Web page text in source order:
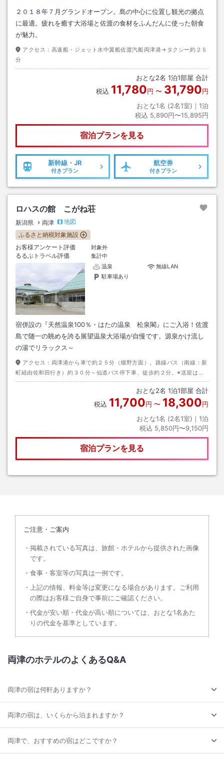
２０１８年７月グランドオープン。島の中心に位置し観光の拠点
に最適。疲れを癒す大浴場と佐渡の食材をふんだんに使った朝食
が魅力。
アクセス： 高速船・ジェット水中翼船佐渡汽船両津港→タクシー約２５
分
おとな2名 1泊1部屋 合計
税込 11,780円 〜 31,790円
おとな1名 (2名1室)｜ 1泊
税込 5,890円〜15,895円
宿泊プランを見る
新幹線・JR
付きプラン
航空券
付きプラン
ロハスの館 こがね荘
新潟県 両津
地図
ふるさと納税対象施設
お客様アンケート評価
対象外
るるぶトラベル評価
集計中
温泉
無線LAN
駐車場あり
宿併設の『天然温泉100％・はたの温泉 松泉閣』にご入浴！佐渡
島で随一の眺めを誇る展望温泉大浴場が自慢です。源泉かけ流し
の湯でリラックス～
アクセス： 両津港から車で約２５分（畑野方面）。路線バス（南線：新
町経由佐和田行き）約３０分～仙道バス停下車、徒歩約２分。※送迎は要
予約。ただし10名様以上の団体客に限る。
おとな2名 1泊1部屋 合計
税込 11,700円 〜 18,300円
おとな1名 (2名1室)｜ 1泊
税込 5,850円〜9,150円
宿泊プランを見る
ご注意・ご案内
掲載されている写真は、旅館・ホテルから提供された画像
です。
食事・客室等の写真は一例です。
上記の情報、料金等は変更になる場合があります。ご利用
の際はお客様ご自身で事前にご確認ください。
代金が安い順・代金が高い順については、おとな1名あた
りの代金を基準としています。
両津のホテルのよくあるQ&A
両津の宿は何軒ありますか？
両津の宿は、いくらから泊まれますか？
両津で、おすすめの宿はどこですか？